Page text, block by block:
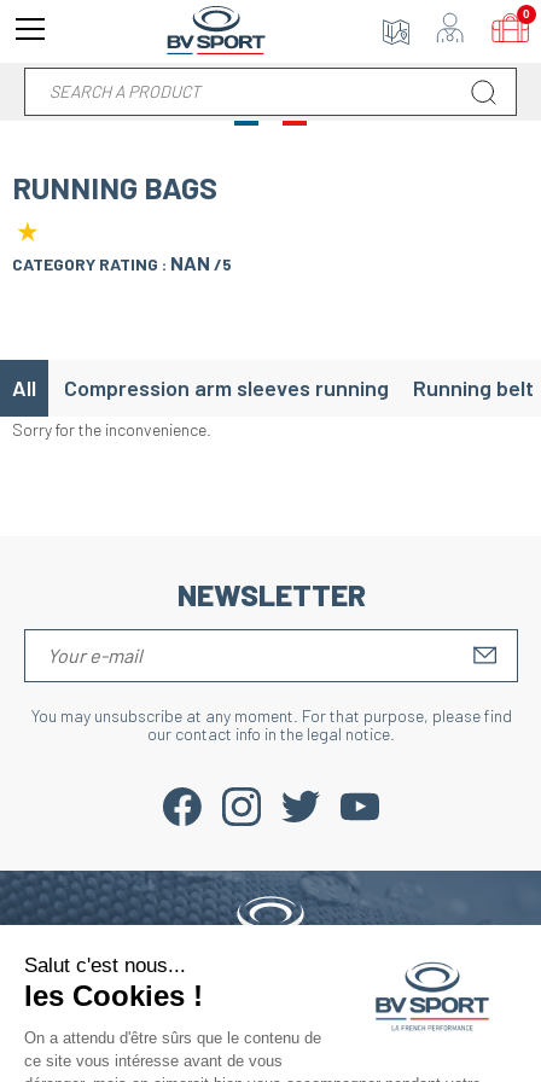
RUNNING BAGS
★
CATEGORY RATING : NAN /5
All Compression arm sleeves running Running belt
Sorry for the inconvenience.
NEWSLETTER
You may unsubscribe at any moment. For that purpose, please find
our contact info in the legal notice.
Phone : +33 4 77 52 11 47
contact@bvsport.com
0
Salut c'est nous...
les Cookies !
On a attendu d'être sûrs que le contenu de
ce site vous intéresse avant de vous